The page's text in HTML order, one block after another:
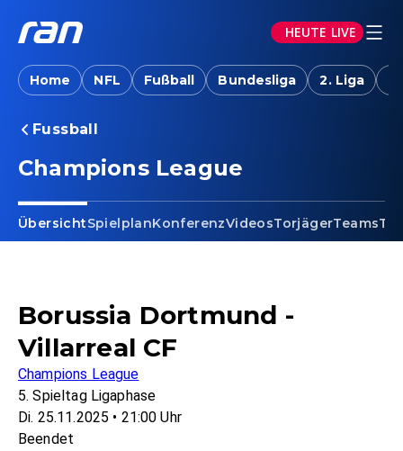
HEUTE LIVE
Home NFL Fußball Bundesliga 2. Liga
Fussball
Champions League
ÜbersichtSpielplanKonferenzVideosTorjägerTeams
Borussia Dortmund -
Villarreal CF
Champions League
5. Spieltag Ligaphase
Di. 25.11.2025 • 21:00 Uhr
Beendet